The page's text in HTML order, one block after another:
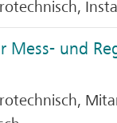
Mess- und